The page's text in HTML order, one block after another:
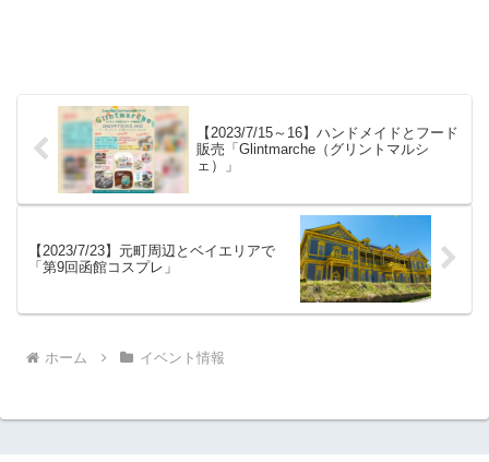
【2023/7/15～16】ハンドメイドとフード
販売「Glintmarche（グリントマルシ
ェ）」
【2023/7/23】元町周辺とベイエリアで
「第9回函館コスプレ」
ホーム イベント情報